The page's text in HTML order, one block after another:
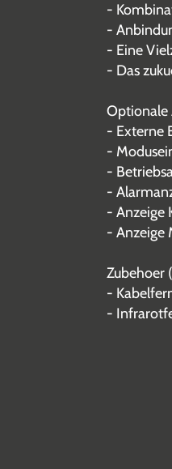
-
-
- Eine
- Das
Optionale
- Externe
-
-
-
- Anzeige
- Anzeige
Zubehoer
-
-